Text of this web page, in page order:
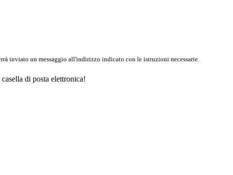
inviato un messaggio all'indirizzo indicato con le istruzioni necessarie.
di posta elettronica!